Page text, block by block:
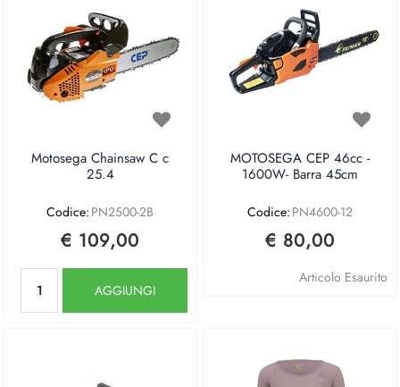
Motosega Chainsaw C c
25.4
Codice: PN2500-2B
€ 109,00
AGGIUNGI
MOTOSEGA CEP 46cc -
1600W- Barra 45cm
Codice: PN4600-12
€ 80,00
Articolo Esaurito